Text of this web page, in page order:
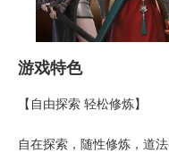
游戏特色
【自由探索 轻松修炼】
自在探索，随性修炼，道